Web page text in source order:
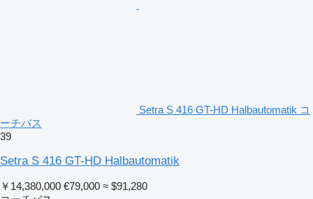
Setra S 416 GT-HD Halbautomatik コ
ーチバス
39
Setra S 416 GT-HD Halbautomatik
￥14,380,000 €79,000 ≈ $91,280